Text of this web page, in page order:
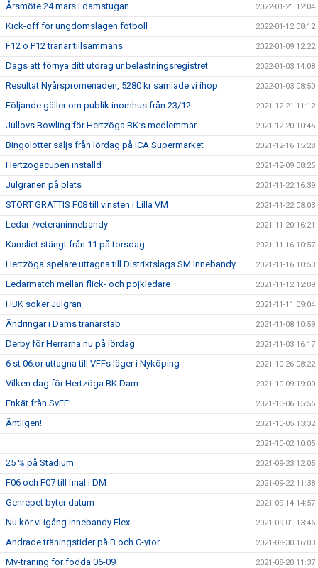
Årsmöte 24 mars i damstugan 2022-01-21 12:04
Kick-off för ungdomslagen fotboll 2022-01-12 08:12
F12 o P12 tränar tillsammans 2022-01-09 12:22
Dags att förnya ditt utdrag ur belastningsregistret 2022-01-03 14:08
Resultat Nyårspromenaden, 5280 kr samlade vi ihop 2022-01-03 08:50
Följande gäller om publik inomhus från 23/12 2021-12-21 11:12
Jullovs Bowling för Hertzöga BK:s medlemmar 2021-12-20 10:45
Bingolotter säljs från lördag på ICA Supermarket 2021-12-16 15:28
Hertzögacupen inställd 2021-12-09 08:25
Julgranen på plats 2021-11-22 16:39
STORT GRATTIS F08 till vinsten i Lilla VM 2021-11-22 08:03
Ledar-/veteraninnebandy 2021-11-20 16:21
Kansliet stängt från 11 på torsdag 2021-11-16 10:57
Hertzöga spelare uttagna till Distriktslags SM Innebandy 2021-11-16 10:53
Ledarmatch mellan flick- och pojkledare 2021-11-12 12:09
HBK söker Julgran 2021-11-11 09:04
Ändringar i Dams tränarstab 2021-11-08 10:59
Derby för Herrarna nu på lördag 2021-11-03 16:17
6 st 06:or uttagna till VFFs läger i Nyköping 2021-10-26 08:22
Vilken dag för Hertzöga BK Dam 2021-10-09 19:00
Enkät från SvFF! 2021-10-06 15:56
Äntligen! 2021-10-05 13:32
2021-10-02 10:05
25 % på Stadium 2021-09-23 12:05
F06 och F07 till final i DM 2021-09-22 11:38
Genrepet byter datum 2021-09-14 14:57
Nu kör vi igång Innebandy Flex 2021-09-01 13:46
Ändrade träningstider på B och C-ytor 2021-08-30 16:03
Mv-träning för födda 06-09 2021-08-20 11:37